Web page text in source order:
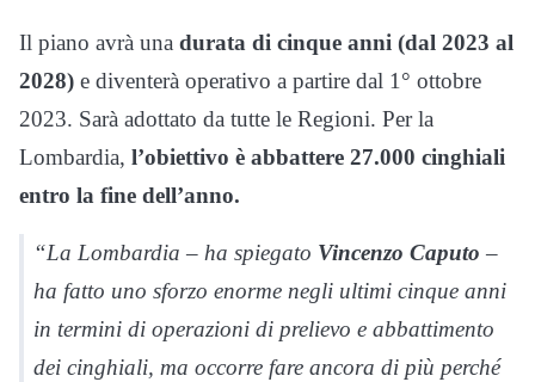
Il piano avrà una durata di cinque anni (dal 2023 al
2028) e diventerà operativo a partire dal 1° ottobre
2023. Sarà adottato da tutte le Regioni. Per la
Lombardia, l’obiettivo è abbattere 27.000 cinghiali
entro la fine dell’anno.
“La Lombardia – ha spiegato Vincenzo Caputo –
ha fatto uno sforzo enorme negli ultimi cinque anni
in termini di operazioni di prelievo e abbattimento
dei cinghiali, ma occorre fare ancora di più perché